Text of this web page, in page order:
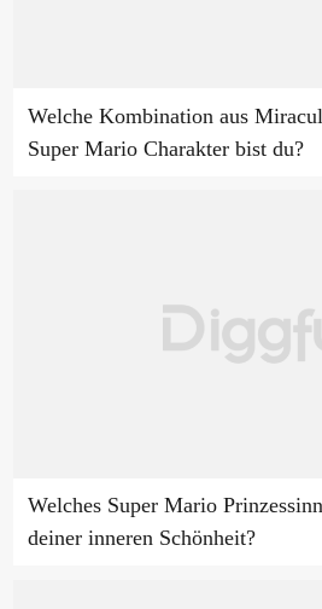
Welche Kombination aus
Super Mario Charakter bist du?
Welches Super Mario
deiner inneren Schönheit?